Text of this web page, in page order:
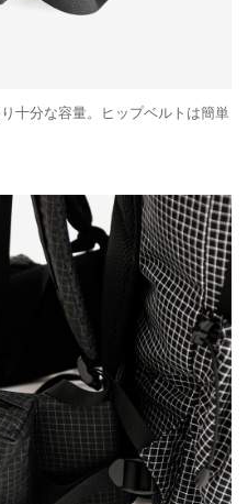
十分な容量。ヒップベルトは簡単